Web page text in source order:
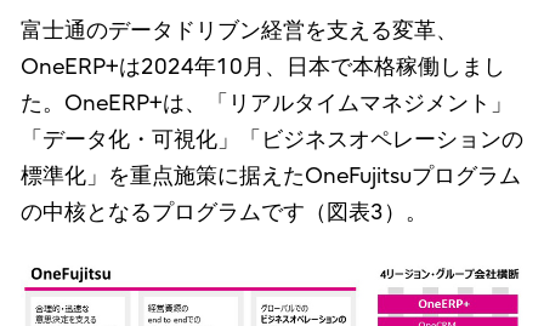
富士通のデータドリブン経営を支える変革、
OneERP+は2024年10月、日本で本格稼働しまし
た。OneERP+は、「リアルタイムマネジメント」
「データ化・可視化」「ビジネスオペレーションの
標準化」を重点施策に据えたOneFujitsuプログラム
の中核となるプログラムです（図表3）。